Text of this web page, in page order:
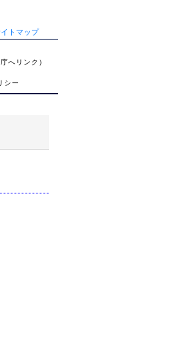
トマップ
へリンク）
シー